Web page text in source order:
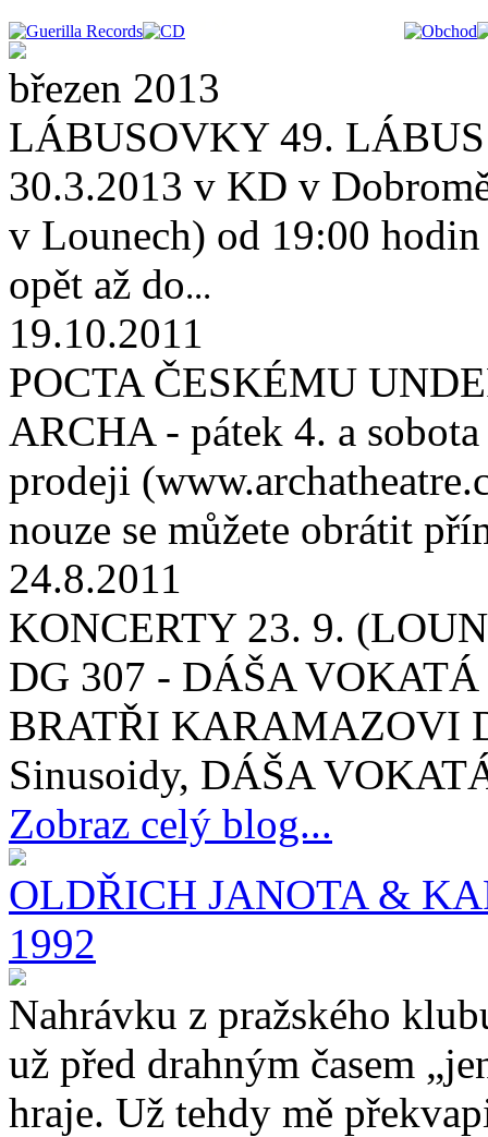
březen 2013
LÁBUSOVKY 49.
30.3.2013 v KD v
v Lounech) od 19:00
opět až do...
19.10.2011
POCTA ČESKÉMU
ARCHA - pátek 4. a
prodeji
nouze se můžete obrátit
24.8.2011
KONCERTY 23. 9.
DG 307 - DÁŠA
BRATŘI KARAMAZOVI
Sinusoidy, DÁŠA
Zobraz celý blog...
OLDŘICH JANOTA &
1992
Nahrávku z pražského
už před drahným časem
hraje. Už tehdy mě